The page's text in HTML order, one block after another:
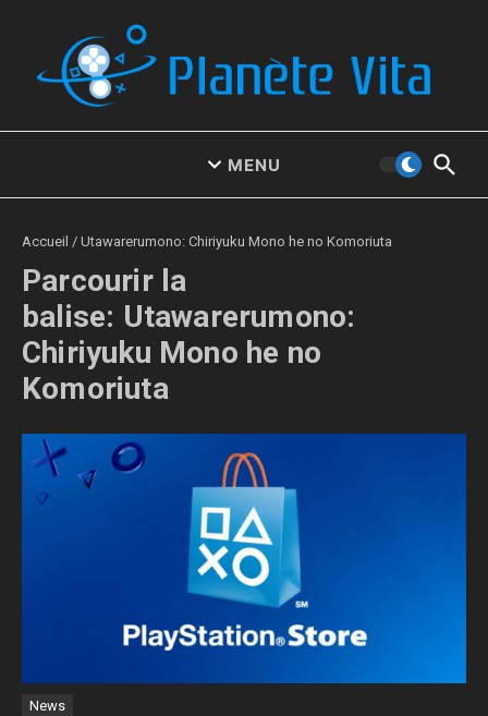
MENU
Accueil / Utawarerumono: Chiriyuku Mono he no Komoriuta
Parcourir la
balise: Utawarerumono:
Chiriyuku Mono he no
Komoriuta
News